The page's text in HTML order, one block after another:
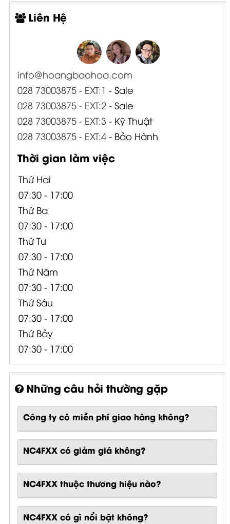
Liên Hệ
info@hoangbaohoa.com
028 73003875 - EXT:1 - Sale
028 73003875 - EXT:2- Sale
028 73003875 - EXT:3 - Kỹ Thuật
028 73003875 - EXT:4- Bảo Hành
Thời gian làm việc
Thứ Hai
07:30 - 17:00
Thứ Ba
07:30 - 17:00
Thứ Tư
07:30 - 17:00
Thứ Năm
07:30 - 17:00
Thứ Sáu
07:30 - 17:00
Thứ Bảy
07:30 - 17:00
Những câu hỏi thường gặp
Công ty có miễn phí giao hàng không?
NC4FXX có giảm giá không?
NC4FXX thuộc thương hiệu nào?
NC4FXXcó gì nổi bật không?